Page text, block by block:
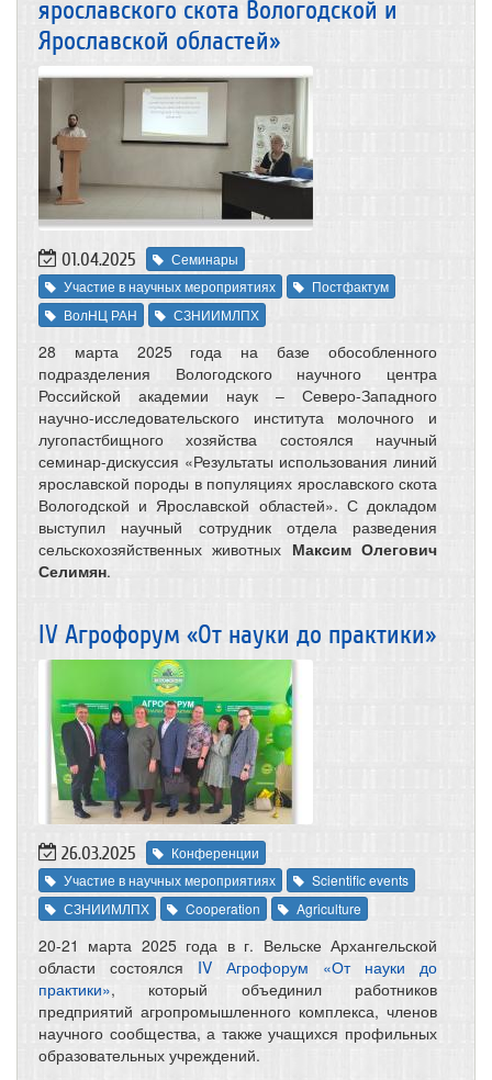
ярославского скота Вологодской и
Ярославской областей»
01.04.2025
Семинары
Участие в научных мероприятиях
Постфактум
ВолНЦ РАН
СЗНИИМЛПХ
28 марта 2025 года на базе обособленного
подразделения Вологодского научного центра
Российской академии наук – Северо-Западного
научно-исследовательского института молочного и
лугопастбищного хозяйства состоялся научный
семинар-дискуссия «Результаты использования линий
ярославской породы в популяциях ярославского скота
Вологодской и Ярославской областей». С докладом
выступил научный сотрудник отдела разведения
сельскохозяйственных животных Максим Олегович
Селимян.
IV Агрофорум «От науки до практики»
26.03.2025
Конференции
Участие в научных мероприятиях
Scientific events
СЗНИИМЛПХ
Cooperation Agriculture
20-21 марта 2025 года в г. Вельске Архангельской
области состоялся IV Агрофорум «От науки до
практики», который объединил работников
предприятий агропромышленного комплекса, членов
научного сообщества, а также учащихся профильных
образовательных учреждений.